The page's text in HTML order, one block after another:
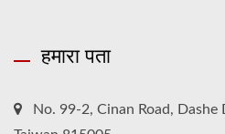
हमारा पता
No. 99-2, Cinan Road,